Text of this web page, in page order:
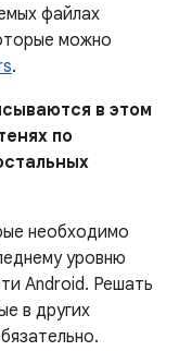
файлах
можно
.
в этом
по
необходимо
уровню
Android. Решать
в других